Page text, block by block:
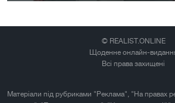
© REALIST.ONLINE
Щоденне онлайн-
Всі права захищені
Матеріали під рубриками "Реклама", "На правах